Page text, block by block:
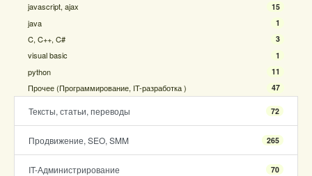
javascript, ajax 15
java 1
C, C++, C# 3
visual basic 1
python 11
Прочее (Программирование, IT-разработка ) 47
Тексты, статьи, переводы 72
Продвижение, SEO, SMM 265
IT-Администрирование 70